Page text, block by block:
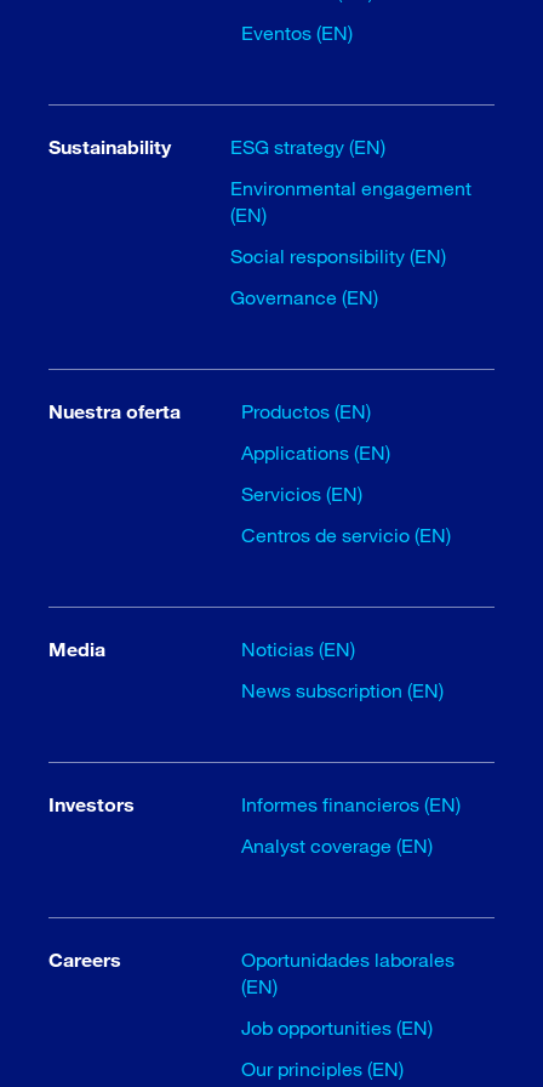
Eventos (EN)
Sustainability
ESG strategy (EN)
Environmental engagement
(EN)
Social responsibility (EN)
Governance (EN)
Nuestra oferta
Productos (EN)
Applications (EN)
Servicios (EN)
Centros de servicio (EN)
Media
Noticias (EN)
News subscription (EN)
Investors
Informes financieros (EN)
Analyst coverage (EN)
Careers
Oportunidades laborales
(EN)
Job opportunities (EN)
Our principles (EN)